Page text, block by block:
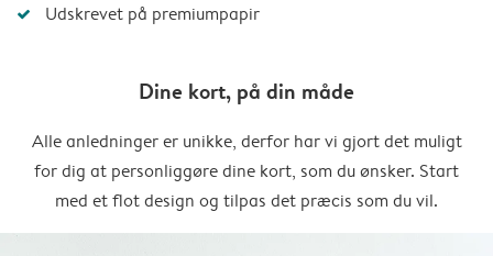
Udskrevet på premiumpapir
Dine kort, på din måde
Alle anledninger er unikke, derfor har vi gjort det muligt
for dig at personliggøre dine kort, som du ønsker. Start
med et flot design og tilpas det præcis som du vil.